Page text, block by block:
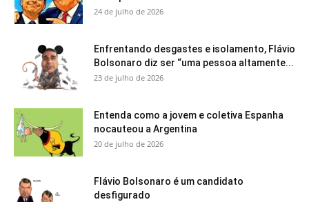
24 de julho de 2026
Enfrentando desgastes e isolamento, Flávio
Bolsonaro diz ser “uma pessoa altamente...
23 de julho de 2026
Entenda como a jovem e coletiva Espanha
nocauteou a Argentina
20 de julho de 2026
Flávio Bolsonaro é um candidato
desfigurado